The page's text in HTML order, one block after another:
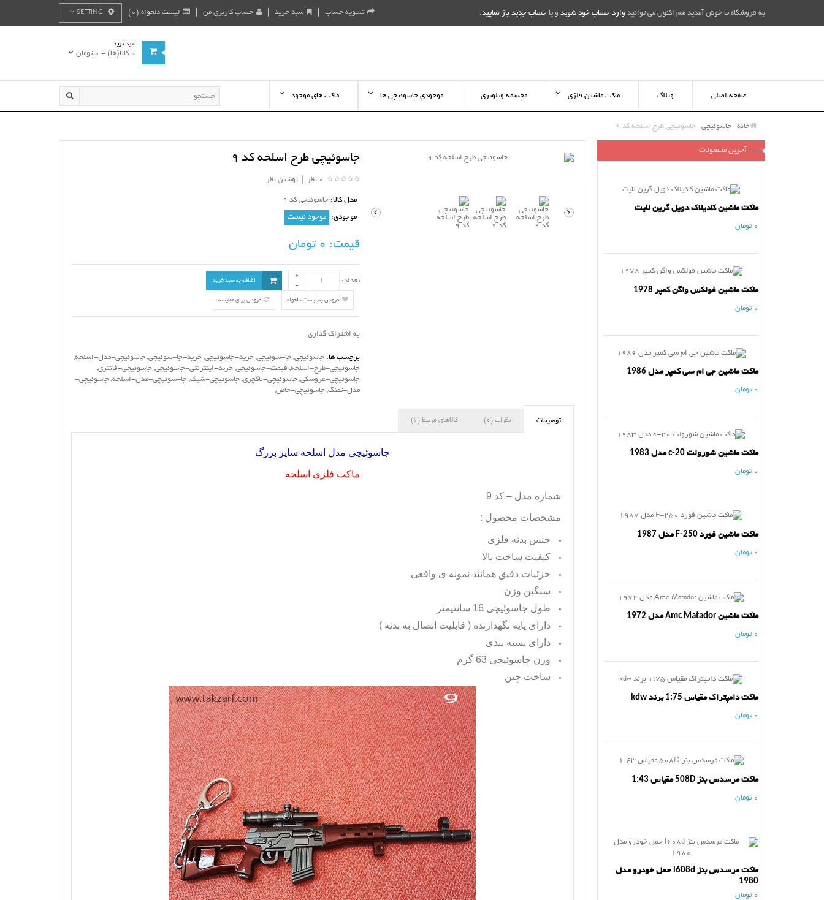
به فروشگاه ما خوش آمدید هم اکنون می توانید وارد حساب خود شوید و یا حساب جدید باز نمایید. لیست دلخواه (0) حساب کاربری من سبد خرید تسویه حساب SETTING
سبد خرید
0 کالا(ها) - 0 تومان
صفحه اصلی وبلاگ ماکت ماشین فلزی مجسمه ویلوتری موجودی جاسوئیچی ها ماکت های موجود
خانه جاسوئیچی جاسوئیچی طرح اسلحه کد 9
آخرین محصولات
ماکت ماشین کادیلاک دویل گرین لایت
0 تومان
ماکت ماشین فولکس واگن کمپر 1978
0 تومان
ماکت ماشین جی ام سی کمپر مدل 1986
0 تومان
ماکت ماشین شورولت c-20 مدل 1983
0 تومان
ماکت ماشین فورد F-250 مدل 1987
0 تومان
ماکت ماشین Amc Matador مدل 1972
0 تومان
ماکت دامپتراک مقیاس 1:75 برند kdw
0 تومان
ماکت مرسدس بنز 508D مقیاس 1:43
0 تومان
ماکت مرسدس بنز l608d حمل خودرو مدل
1980
0 تومان
جاسوئیچی طرح اسلحه کد 9
0 نظر |نوشتن نظر
مدل کالا: جاسوئیچی کد 9
موجودی: موجود نیست
قیمت:
تعداد: اضافه به سبد خرید
افزودن به لیست دلخواه افزودن برای مقایسه
به اشتراک گذاری
برچسب ها: جاسوئیچی,جا-سوئیچی,خرید-جاسوئیچی,خرید-جا-سوئیچی,جاسوئیچی-مدل-اسلحه,
جاسوئیچی-طرح-اسلحه, قیمت-جاسوئیچی,خرید-اینترنتی-جاسوئیچی,جاسوئیچی-فانتزی,
جاسوئیچی-عروسکی,جاسوئیچی-لاکچری,جاسوئیچی-شیک,جا-سوئیچی-مدل-اسلحه,جاسوئیچی-
مدل-تفنگ,جاسوئیچی-خاص,
توضیحات نظرات (0) کالاهای مرتبط (6)
جاسوئیچی مدل اسلحه سایز بزرگ
ماکت فلزی اسلحه
شماره مدل – کد 9
مشخصات محصول :
جنس بدنه فلزی
کیفیت ساخت بالا
جزئیات دقیق همانند نمونه ی واقعی
سنگین وزن
طول جاسوئیچی 16 سانتیمتر
دارای پایه نگهدارنده ( قابلیت اتصال به بدنه )
دارای بسته بندی
وزن جاسوئیچی 63 گرم
ساخت چین